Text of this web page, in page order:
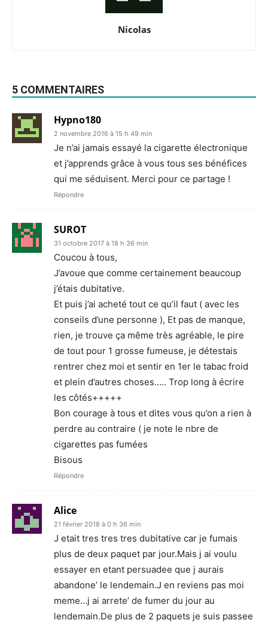
Nicolas
5 COMMENTAIRES
Hypno180
2 novembre 2016 à 15 h 49 min
Je n’ai jamais essayé la cigarette électronique
et j’apprends grâce à vous tous ses bénéfices
qui me séduisent. Merci pour ce partage !
Répondre
SUROT
31 octobre 2017 à 18 h 36 min
Coucou à tous,
J’avoue que comme certainement beaucoup
j’étais dubitative.
Et puis j’ai acheté tout ce qu’il faut ( avec les
conseils d’une personne ), Et pas de manque,
rien, je trouve ça même très agréable, le pire
de tout pour 1 grosse fumeuse, je détestais
rentrer chez moi et sentir en 1er le tabac froid
et plein d’autres choses….. Trop long à écrire
les côtés+++++
Bon courage à tous et dites vous qu’on a rien à
perdre au contraire ( je note le nbre de
cigarettes pas fumées
Bisous
Répondre
Alice
21 février 2018 à 0 h 36 min
J etait tres tres tres dubitative car je fumais
plus de deux paquet par jour.Mais j ai voulu
essayer en etant persuadee que j aurais
abandone’ le lendemain.J en reviens pas moi
meme…j ai arrete’ de fumer du jour au
lendemain.De plus de 2 paquets je suis passee